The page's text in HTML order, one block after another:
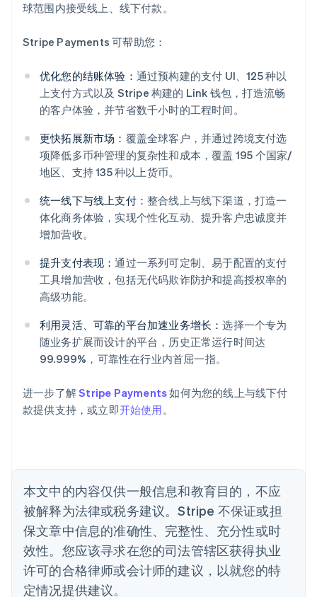
球范围内接受线上、线下付款。
Stripe Payments 可帮助您：
优化您的结账体验： 通过预构建的支付 UI、125 种以
上支付方式以及 Stripe 构建的 Link 钱包，打造流畅
的客户体验，并节省数千小时的工程时间。
更快拓展新市场： 覆盖全球客户，并通过跨境支付选
项降低多币种管理的复杂性和成本，覆盖 195 个国家/
地区、支持 135 种以上货币。
统一线下与线上支付： 整合线上与线下渠道，打造一
体化商务体验，实现个性化互动、提升客户忠诚度并
增加营收。
提升支付表现：通过一系列可定制、易于配置的支付
工具增加营收，包括无代码欺诈防护和提高授权率的
高级功能。
利用灵活、可靠的平台加速业务增长：选择一个专为
随业务扩展而设计的平台，历史正常运行时间达
99.999%，可靠性在行业内首屈一指。
进一步了解Stripe Payments如何为您的线上与线下付
款提供支持，或立即开始使用。
本文中的内容仅供一般信息和教育目的，不应
被解释为法律或税务建议。Stripe 不保证或担
保文章中信息的准确性、完整性、充分性或时
效性。您应该寻求在您的司法管辖区获得执业
许可的合格律师或会计师的建议，以就您的特
定情况提供建议。
English
爱尔兰
English
English
奥地利
Deutsch English
澳大利亚
巴西
PortuguêsEnglish
English
丹麦
English
德国
DeutschEnglish
法国
FrançaisEnglish